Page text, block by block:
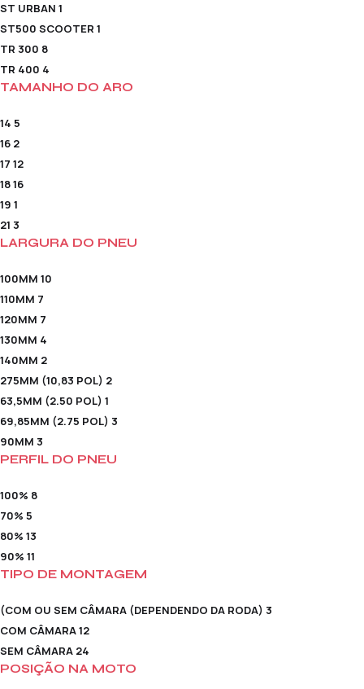
ST URBAN 1
ST500 SCOOTER 1
TR 300 8
TR 400 4
TAMANHO DO ARO
14 5
16 2
17 12
1816
19 1
21 3
LARGURA DO PNEU
100MM 10
110MM 7
120MM 7
130MM 4
140MM 2
275MM (10,83 POL) 2
63,5MM (2.50 POL) 1
69,85MM (2.75 POL) 3
90MM 3
PERFIL DO PNEU
100% 8
70% 5
80% 13
90% 11
TIPO DE MONTAGEM
(COM OU SEM CÂMARA (DEPENDENDO DA RODA) 3
COM CÂMARA12
SEM CÂMARA 24
POSIÇÃO NA MOTO